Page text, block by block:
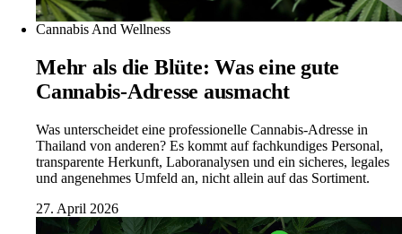
Cannabis And Wellness
Mehr als die Blüte: Was eine gute
Cannabis-Adresse ausmacht
Was unterscheidet eine professionelle Cannabis-Adresse in
Thailand von anderen? Es kommt auf fachkundiges Personal,
transparente Herkunft, Laboranalysen und ein sicheres, legales
und angenehmes Umfeld an, nicht allein auf das Sortiment.
27. April 2026